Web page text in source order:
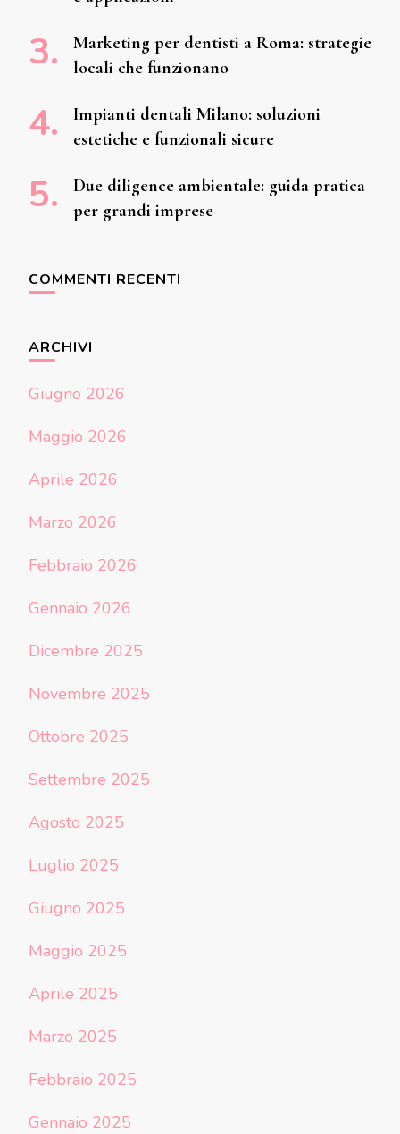
Marketing per dentisti a Roma: strategie
locali che funzionano
Impianti dentali Milano: soluzioni
estetiche e funzionali sicure
Due diligence ambientale: guida pratica
per grandi imprese
COMMENTI RECENTI
ARCHIVI
Giugno 2026
Maggio 2026
Aprile 2026
Marzo 2026
Febbraio 2026
Gennaio 2026
Dicembre 2025
Novembre 2025
Ottobre 2025
Settembre 2025
Agosto 2025
Luglio 2025
Giugno 2025
Maggio 2025
Aprile 2025
Marzo 2025
Febbraio 2025
Gennaio 2025